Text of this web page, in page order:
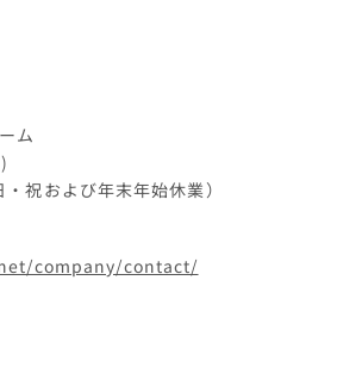
ム
祝および年末年始休業）
company/contact/